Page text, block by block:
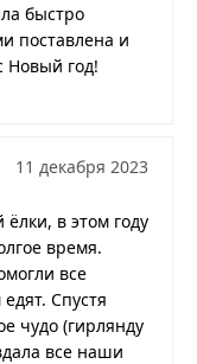
быстро
поставлена и
Новый год!
11 декабря 2023
в этом году
время.
все
Спустя
чудо (гирлянду
все наши